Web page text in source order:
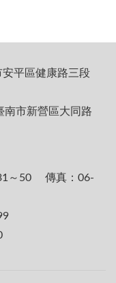
平區健康路三段
南市新營區大同路
～50 傳真：06-